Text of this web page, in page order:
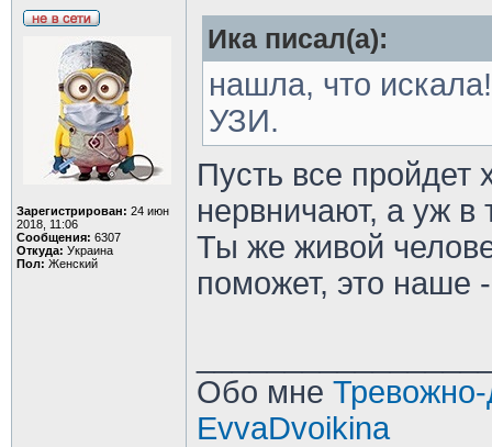
Зарегистрирован: 24 июн
2018, 11:06
Сообщения: 6307
Откуда: Украина
Пол: Женский
Ика писал(а):
нашла, что
УЗИ.
Пусть все
нервничают, а уж в
Ты же живой
поможет, это наше
Обо мне Тревожно-
EvvaDvoikina